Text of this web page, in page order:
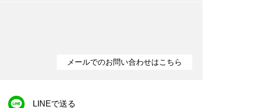
メールでのお問い合わせはこちら
LINEで送る